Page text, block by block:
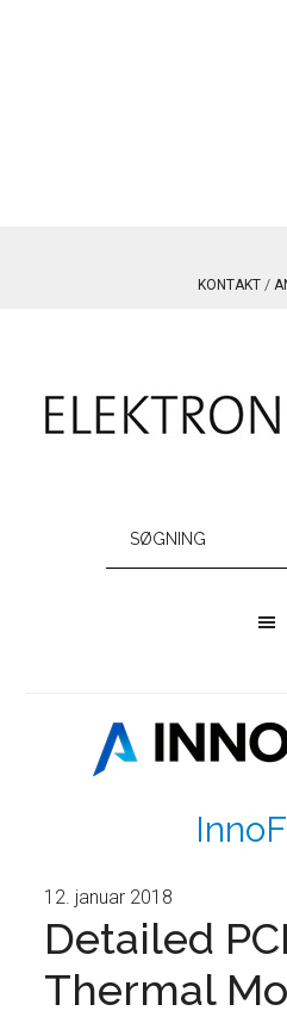
KONTAKT
12. januar 2018
Detailed
Thermal